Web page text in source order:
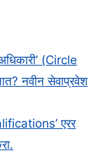
(Circle
नवीन सेवाप्रवेश
एरर